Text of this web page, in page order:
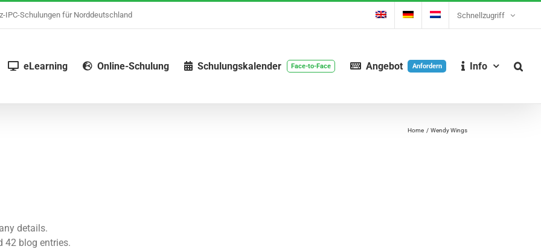
IPC-Schulungen für Norddeutschland Schnellzugriff
eLearning Online-Schulung Schulungskalender Face-to-Face Angebot Anfordern Info
Home Wendy Wings
details.
42 blog entries.